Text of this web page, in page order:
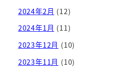
2024年2月 (12)
2024年1月 (11)
2023年12月 (10)
2023年11月 (10)